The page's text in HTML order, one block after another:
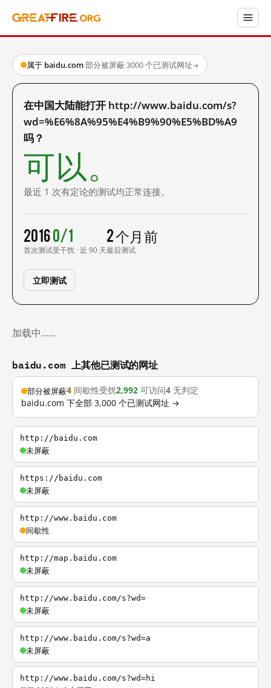
属于 baidu.com·部分被屏蔽·3000 个已测试网址→
在中国大陆能打开 http://www.baidu.com/s?
wd=%E6%8A%95%E4%B9%90%E5%BD%A9
吗？
可以。
最近 1 次有定论的测试均正常连接。
2016
首次测试
0/1
受干扰 · 近 90 天
2 个月前
最后测试
立即测试
加载中……
baidu.com 上其他已测试的网址
部分被屏蔽4 间歇性受扰2,992 可访问4 无判定
baidu.com 下全部 3,000 个已测试网址 →
http://baidu.com
未屏蔽
https://baidu.com
未屏蔽
http://www.baidu.com
间歇性
http://map.baidu.com
未屏蔽
http://www.baidu.com/s?wd=
未屏蔽
http://www.baidu.com/s?wd=a
未屏蔽
http://www.baidu.com/s?wd=hi